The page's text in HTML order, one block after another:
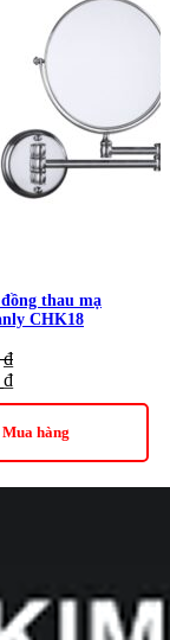
thau mạ
CHK18
₫
₫
Mua hàng